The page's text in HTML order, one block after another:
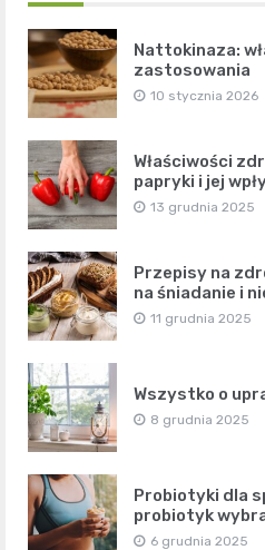
Nattokinaza:
zastosowania
10 stycznia 2026
Właściwości
papryki i jej
13 grudnia 2025
Przepisy na
na śniadanie i
11 grudnia 2025
Wszystko o
8 grudnia 2025
Probiotyki dla
probiotyk
6 grudnia 2025